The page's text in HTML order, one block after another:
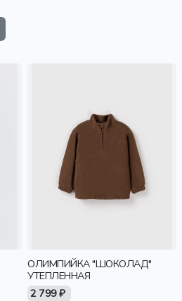
ОЛИМПИЙКА "ШОКОЛАД"
УТЕПЛЕННАЯ
2 799 ₽